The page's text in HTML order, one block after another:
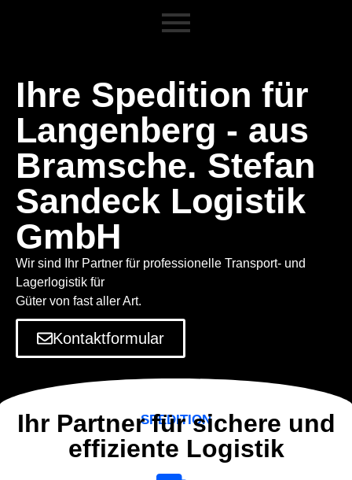
Ihre Spedition für
Langenberg - aus
Bramsche. Stefan
Sandeck Logistik
GmbH
Wir sind Ihr Partner für professionelle Transport- und
Lagerlogistik für
Güter von fast aller Art.
Kontaktformular
SPEDITION
Ihr Partner für sichere und
effiziente Logistik